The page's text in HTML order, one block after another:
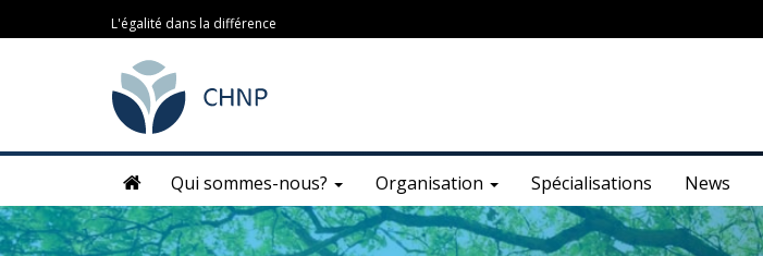
L'égalité dans la différence
Qui sommes-nous? Organisation Spécialisations News